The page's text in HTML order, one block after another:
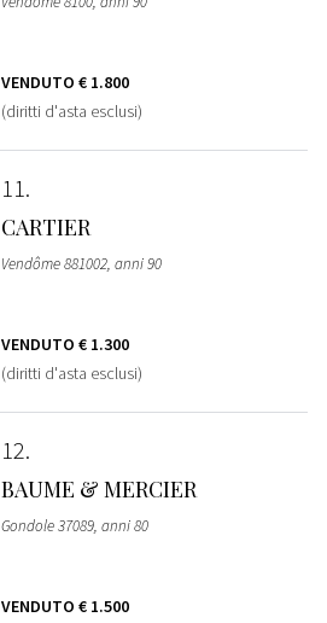
VENDUTO € 1.800
(diritti d'asta esclusi)
11
CARTIER
Vendôme 881002, anni 90
VENDUTO € 1.300
(diritti d'asta esclusi)
12
BAUME & MERCIER
Gondole 37089, anni 80
VENDUTO € 1.500